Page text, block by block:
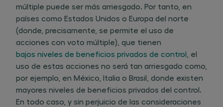
múltiple puede ser más arriesgado. Por tanto, en
países como Estados Unidos o Europa del norte
(donde, precisamente, se permite el uso de
acciones con voto múltiple), que tienen
bajos niveles de beneficios privados de control , el
uso de estas acciones no será tan arriesgado como,
por ejemplo, en México, Italia o Brasil, donde existen
mayores niveles de beneficios privados del control.
En todo caso, y sin perjuicio de las consideraciones